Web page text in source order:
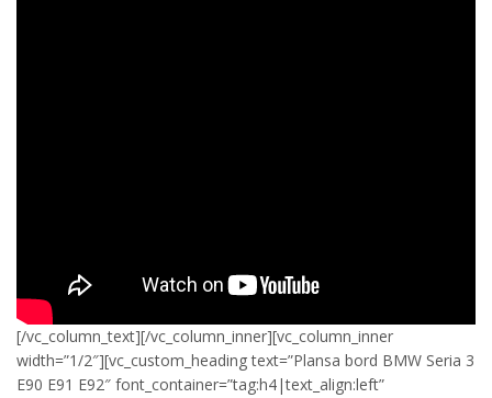
[/vc_column_text][/vc_column_inner][vc_column_inner
width=”1/2″][vc_custom_heading text=”Plansa bord BMW Seria 3
E90 E91 E92″ font_container=”tag:h4|text_align:left”